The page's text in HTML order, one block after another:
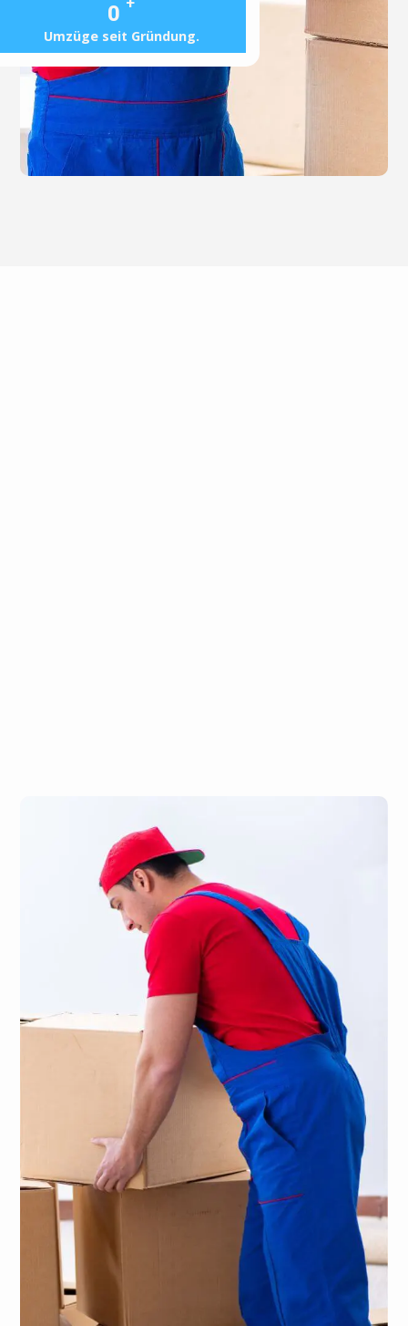
0
Umzüge seit Gründung.